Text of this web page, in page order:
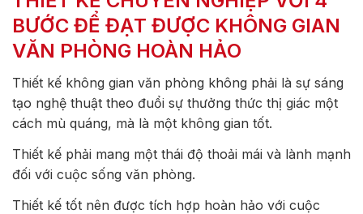
BƯỚC ĐỂ ĐẠT ĐƯỢC KHÔNG GIAN
VĂN PHÒNG HOÀN HẢO
Thiết kế không gian văn phòng không phải là sự sáng
tạo nghệ thuật theo đuổi sự thưởng thức thị giác một
cách mù quáng, mà là một không gian tốt.
Thiết kế phải mang một thái độ thoải mái và lành mạnh
đối với cuộc sống văn phòng.
Thiết kế tốt nên được tích hợp hoàn hảo với cuộc